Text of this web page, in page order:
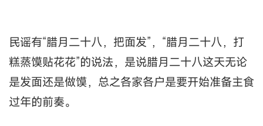
民谣有“腊月二十八，把面发”，“腊月二十八，打
糕蒸馍贴花花”的说法，是说腊月二十八这天无论
是发面还是做馍，总之各家各户是要开始准备主食
过年的前奏。